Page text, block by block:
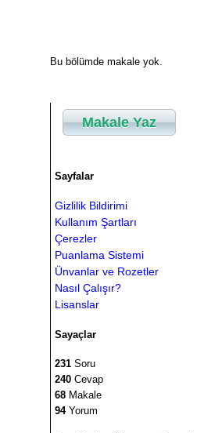
Bu bölümde makale yok.
Makale Yaz
Sayfalar
Gizlilik Bildirimi
Kullanım Şartları
Çerezler
Puanlama Sistemi
Ünvanlar ve Rozetler
Nasıl Çalışır?
Lisanslar
Sayaçlar
231 Soru
240 Cevap
68 Makale
94Yorum